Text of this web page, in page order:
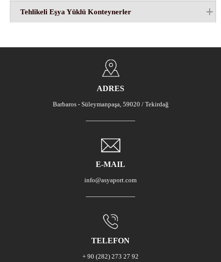
Tehlikeli Eşya Yüklü Konteynerler
ADRES
Barbaros - Süleymanpaşa, 59020 / Tekirdağ
E-MAIL
info@asyaport.com
TELEFON
+ 90 (282) 273 27 92